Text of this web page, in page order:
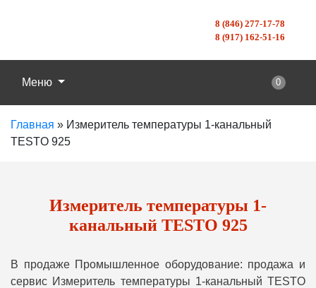
8 (846) 277-17-78
8 (917) 162-51-16
Меню 0
Главная » Измеритель температуры 1-канальный
TESTO 925
Измеритель температуры 1-
канальный TESTO 925
В продаже Промышленное оборудование: продажа и
сервис Измеритель температуры 1-канальный TESTO